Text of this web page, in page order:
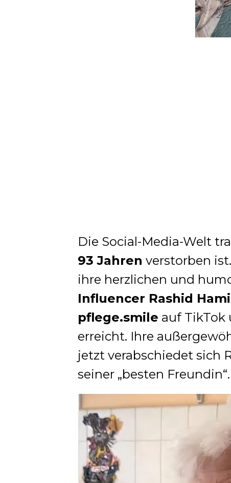
Die Social-Media-Welt
93 Jahren verstorben
ihre herzlichen und
Influencer Rashid
pflege.smile auf TikTok
erreicht. Ihre
jetzt verabschiedet sich
seiner „besten Freundin“.